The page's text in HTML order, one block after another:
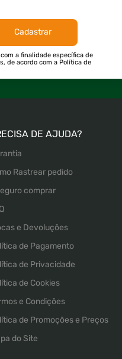
Cadastrar
a finalidade específica de
de acordo com a Política de
DE AJUDA?
Rastrear pedido
comprar
e Devoluções
de Pagamento
de Privacidade
de Cookies
e Condições
de Promoções e Preços
do Site